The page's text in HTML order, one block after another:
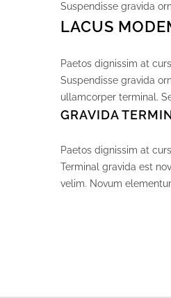
Suspendisse gravida
LACUS
Paetos dignissim at
Suspendisse gravida
ullamcorper terminal.
GRAVIDA
Paetos dignissim at
Terminal gravida est
velim. Novum